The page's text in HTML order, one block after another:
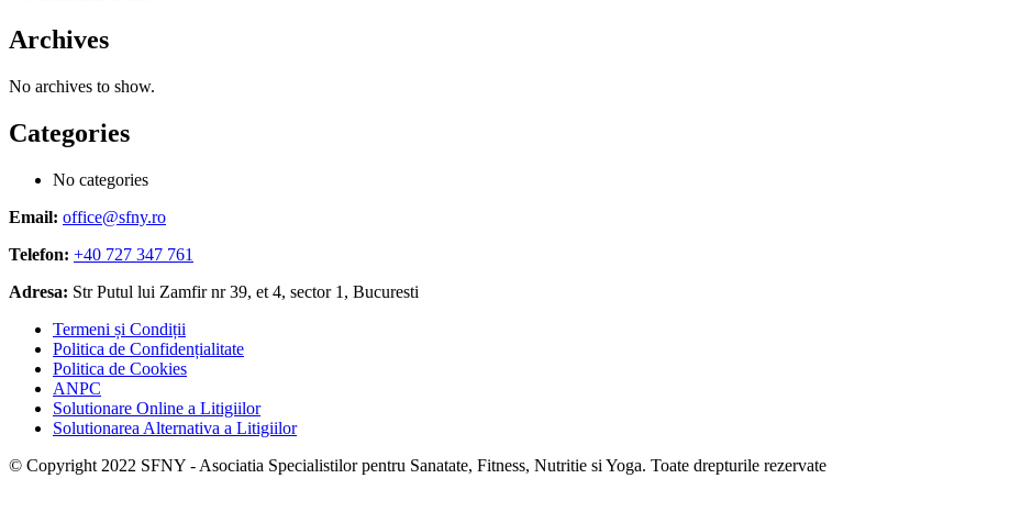
Archives
No archives to show.
Categories
No categories
Email: office@sfny.ro
Telefon: +40 727 347 761
Adresa: Str Putul lui Zamfir nr 39, et 4, sector 1, Bucuresti
Termeni și Condiții
Politica de Confidențialitate
Politica de Cookies
ANPC
Solutionare Online a Litigiilor
Solutionarea Alternativa a Litigiilor
© Copyright 2022 SFNY - Asociatia Specialistilor pentru Sanatate, Fitness, Nutritie si Yoga. Toate drepturile rezervate